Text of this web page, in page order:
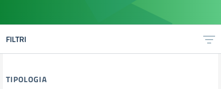
FILTRI
TIPOLOGIA